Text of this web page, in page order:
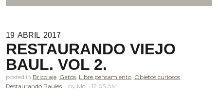
19 ABRIL 2017
RESTAURANDO VIEJO
BAUL. VOL 2.
posted in Bricolaje Gatos Libre pensamiento Objetos curiosos
Restaurando Baules
Mc 12.05 AM